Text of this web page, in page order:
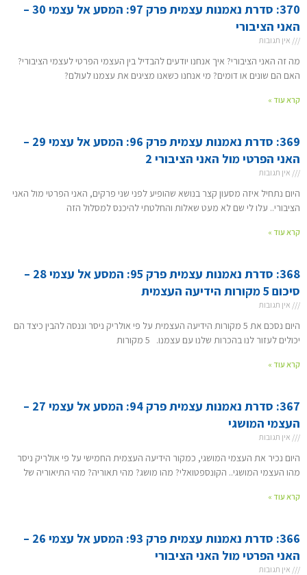
370: סדרת נאמנות עצמית פרק 97: המסע אל עצמי 30 –
האני הציבורי
אין תגובות
מה זה האני הציבורי? איך אנחנו יודעים להבדיל בין העצמי הפרטי לעצמי הציבורי?
האם הם שונים או דומים? מי אנחנו כשאנו מציגים את עצמנו לעולם?
קרא עוד »
369: סדרת נאמנות עצמית פרק 96: המסע אל עצמי 29 –
האני הפרטי מול האני הציבורי 2
אין תגובות
היום נתחיל איזה מסעון קצר בנושא שהופיע לפני שני פרקים, האני הפרטי מול האני
הציבורי.. עלו לי שם לא מעט שאלות והחלטתי להיכנס למסלול הזה
קרא עוד »
368: סדרת נאמנות עצמית פרק 95: המסע אל עצמי 28 –
סיכום 5 מקורות הידיעה העצמית
אין תגובות
היום נסכם את 5 מקורות הידיעה העצמית על פי אולריק ניסר וננסה להבין כיצד הם
יכולים לעזור לנו בהכרות שלנו עם עצמנו. 5 מקורות
קרא עוד »
367: סדרת נאמנות עצמית פרק 94: המסע אל עצמי 27 –
העצמי המושגי
אין תגובות
היום נכיר את העצמי המושגי, כמקור הידיעה העצמית החמישי על פי אולריק ניסר
מהו העצמי המושגי.. הקונספטואלי? מהו מושג? מהי תאוריה? מהי התיאוריה של
קרא עוד »
366: סדרת נאמנות עצמית פרק 93: המסע אל עצמי 26 –
האני הפרטי מול האני הציבורי
אין תגובות